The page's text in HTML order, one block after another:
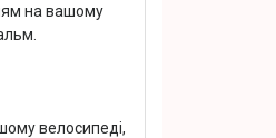
на вашому
велосипеді,